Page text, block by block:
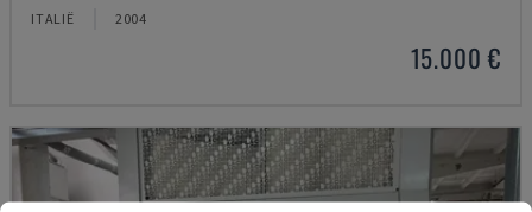
ITALIË 2004
15.000 €